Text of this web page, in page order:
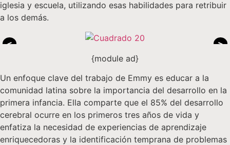
iglesia y escuela, utilizando esas habilidades para retribuir
a los demás.
<
>
{module ad}
Un enfoque clave del trabajo de Emmy es educar a la
comunidad latina sobre la importancia del desarrollo en la
primera infancia. Ella comparte que el 85% del desarrollo
cerebral ocurre en los primeros tres años de vida y
enfatiza la necesidad de experiencias de aprendizaje
enriquecedoras y la identificación temprana de problemas